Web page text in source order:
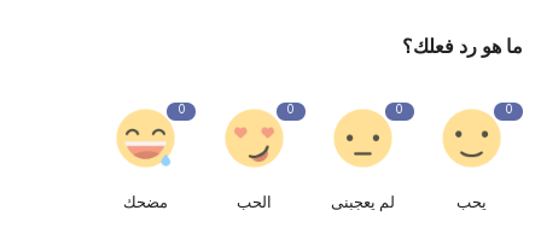
ما هو رد فعلك؟
0
يحب
0
لم يعجبنى
0
الحب
0
مضحك